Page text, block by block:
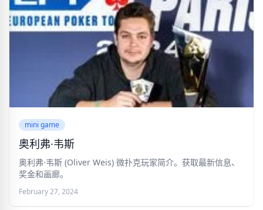
mini game
奥利弗·韦斯
奥利弗·韦斯 (Oliver Weis) 微扑克玩家简介。获取最新信息、
奖金和画廊。
February 27, 2024